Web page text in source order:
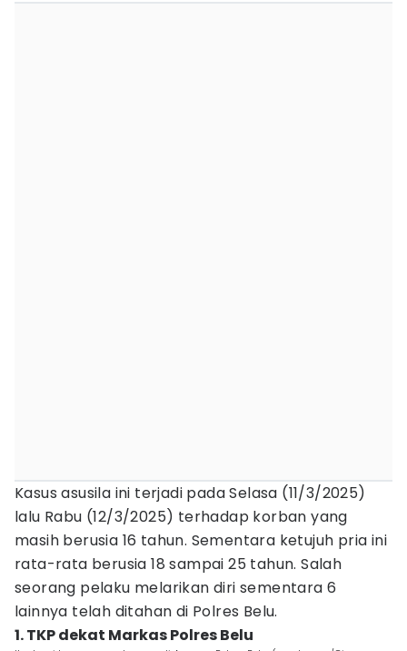
Kasus asusila ini terjadi pada Selasa (11/3/2025)
lalu Rabu (12/3/2025) terhadap korban yang
masih berusia 16 tahun. Sementara ketujuh pria ini
rata-rata berusia 18 sampai 25 tahun. Salah
seorang pelaku melarikan diri sementara 6
lainnya telah ditahan di Polres Belu.
1. TKP dekat Markas Polres Belu